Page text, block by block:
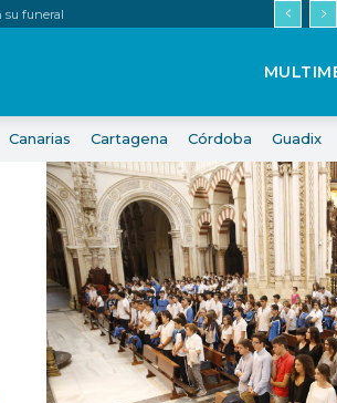
su funeral
Canarias Cartagena Córdoba Guadix